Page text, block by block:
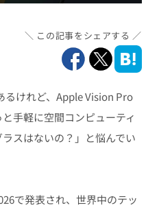
この記事をシェアする
るけれど、Apple Vision Pro
手軽に空間コンピューティ
スはないの？」と悩んでい
で発表され、世界中のテッ